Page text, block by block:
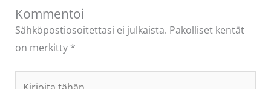
Kommentoi
Sähköpostiosoitettasi ei julkaista. Pakolliset kentät
on merkitty *